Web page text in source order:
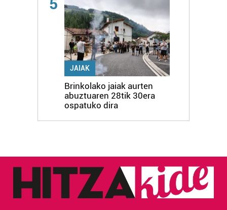
5
JAIAK
Brinkolako jaiak aurten
abuztuaren 28tik 30era
ospatuko dira